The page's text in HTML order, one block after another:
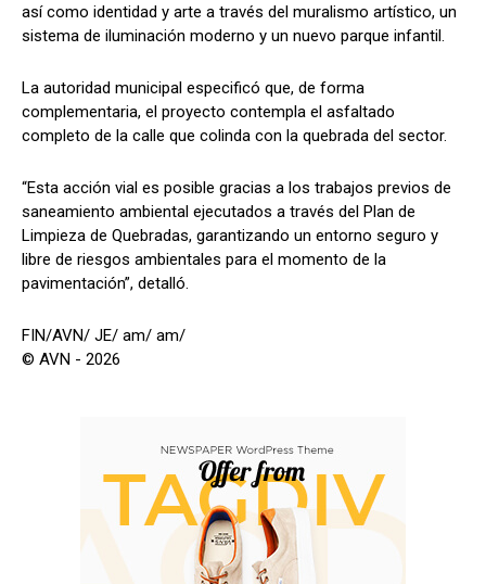
así como identidad y arte a través del muralismo artístico, un
sistema de iluminación moderno y un nuevo parque infantil.
La autoridad municipal especificó que, de forma
complementaria, el proyecto contempla el asfaltado
completo de la calle que colinda con la quebrada del sector.
“Esta acción vial es posible gracias a los trabajos previos de
saneamiento ambiental ejecutados a través del Plan de
Limpieza de Quebradas, garantizando un entorno seguro y
libre de riesgos ambientales para el momento de la
pavimentación”, detalló.
FIN/AVN/ JE/ am/ am/
© AVN - 2026